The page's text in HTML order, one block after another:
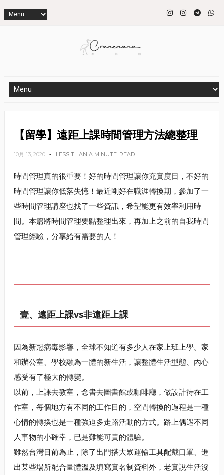
【留學】遠距上課時間管理方法總整理
10月 13, 2020 LESS THAN A MINUTE READ
時間管理真的很重要！好的時間管理讓你充實度日，不好的
時間管理讓你低落失憶！最近剛好在職涯轉換期，參加了一
些時間管理講座也找了一些資訊，希望能更有效率利用時
間。本篇將時間管理要點整理出來，再加上之前的自我時間
管理經驗，分享給有需要的人！
壹、遠距上課vs非遠距上課
因為新冠病毒影響，全球不知道有多少人在家上班上學。家
和辦公室、學校融為一體的新生活，讓整體生活型態、內心
感受有了極大的轉變。
以前，上課去教室，念書去圖書館或咖啡廳，做設計待在工
作室，每個地方有不同的工作目的，空間轉換的過程是一種
心情的轉換也是一種強迫多走路活動的方式。路上偶遇不同
人事物的小確幸，已是難能可貴的體驗。
雖然台灣目前為止，除了出門搭大眾運輸工具配戴口罩、進
出某些場所配合量體溫及填寫實名制資料外，老實說生活沒